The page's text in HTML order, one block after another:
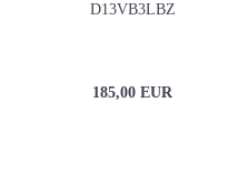
D13VB3LBZ
185,00 EUR